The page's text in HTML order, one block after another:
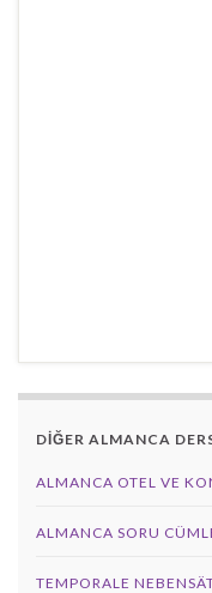
DİĞER ALMANCA
ALMANCA OTEL VE
ALMANCA SORU
TEMPORALE